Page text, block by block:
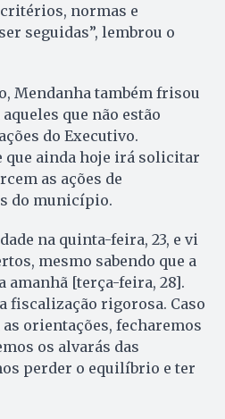
normas e
seguidas”, lembrou o
Mendanha também frisou
que não estão
do Executivo.
que ainda hoje irá solicitar
as ações de
do município.
na quinta-feira, 23, e vi
mesmo sabendo que a
amanhã [terça-feira, 28].
fiscalização rigorosa. Caso
orientações, fecharemos
os alvarás das
perder o equilíbrio e ter